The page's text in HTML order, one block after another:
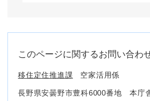
このページに関するお問い合わ
移住定住推進課 空家活用係
長野県安曇野市豊科6000番地 本庁